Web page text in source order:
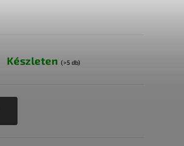
Készleten (>5 db)